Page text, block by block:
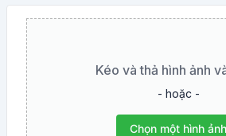
Kéo và thả hình ảnh
- hoặc -
Chọn một hình ảnh